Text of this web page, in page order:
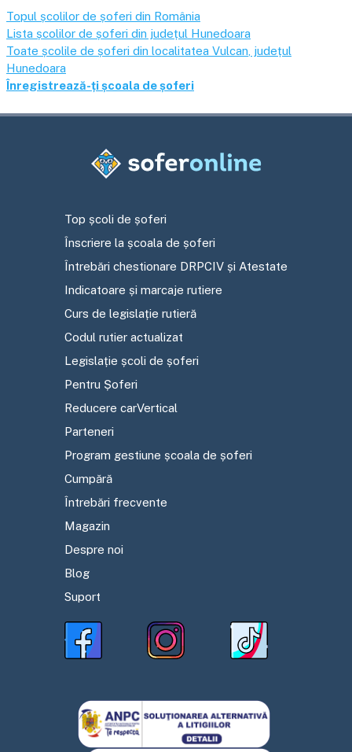
Topul școlilor de șoferi din România
Lista școlilor de șoferi din județul Hunedoara
Toate școlile de șoferi din localitatea Vulcan , județul
Hunedoara
Înregistrează-ți școala de șoferi
Top școli de șoferi
Înscriere la școala de șoferi
Întrebări chestionare DRPCIV și Atestate
Indicatoare și marcaje rutiere
Curs de legislație rutieră
Codul rutier actualizat
Legislație școli de șoferi
Pentru Șoferi
Reducere carVertical
Parteneri
Program gestiune școala de șoferi
Cumpără
Întrebări frecvente
Magazin
Despre noi
Blog
Suport